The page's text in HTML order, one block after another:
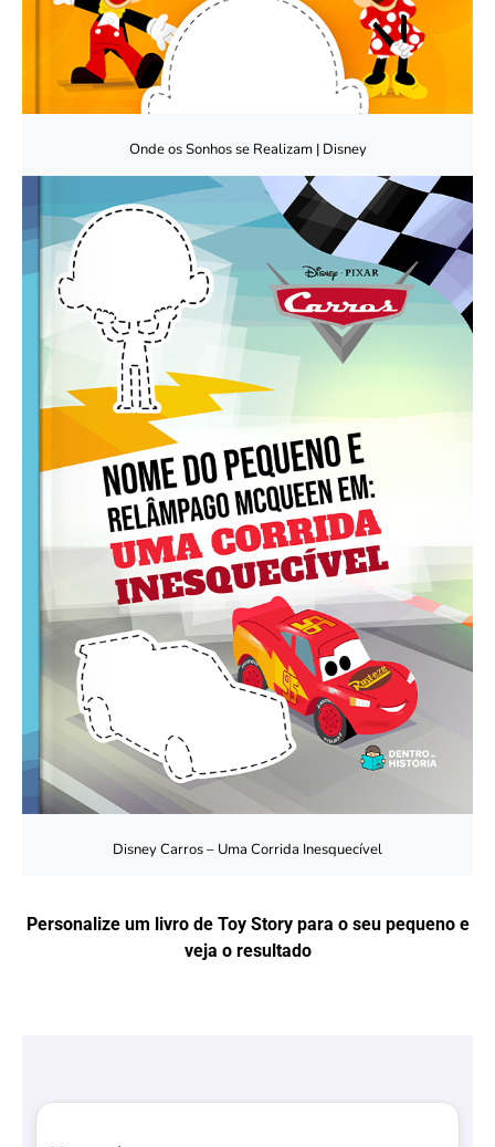
Onde os Sonhos se Realizam | Disney
Disney Carros – Uma Corrida Inesquecível
Personalize um livro de Toy Story para o seu pequeno e
veja o resultado